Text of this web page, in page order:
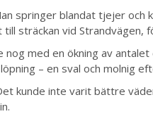
springer blandat tjejer och
till sträckan vid Strandvägen,
nog med en ökning av
– en sval och molnig
kunde inte varit bättre